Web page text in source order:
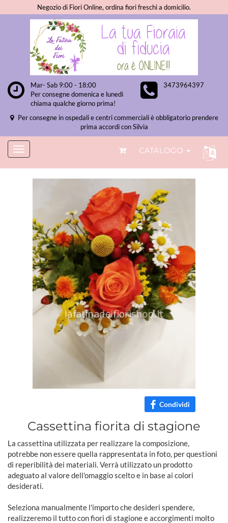
Negozio di Fiori Online, ordina fiori freschi a domicilio.
Mar- Sab 9:00 - 18:00
Per consegne domenica e lunedì
chiama qualche giorno prima!
3473964397
Per consegne in ospedali e centri commerciali è obbligatorio prendere
prima accordi con Silvia
CATALOGO
Condividi
Cassettina fiorita di stagione
La cassettina utilizzata per realizzare la composizione,
potrebbe non essere quella rappresentata in foto, per questioni
di reperibilità dei materiali. Verrà utilizzato un prodotto
adeguato al valore dell'omaggio scelto e in base ai colori
desiderati.
Seleziona manualmente l'importo che desideri spendere,
realizzeremo il tutto con fiori di stagione e accorgimenti molto